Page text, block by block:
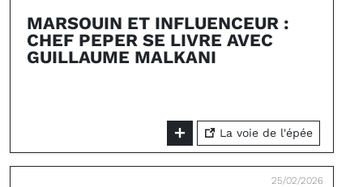
MARSOUIN ET INFLUENCEUR :
CHEF PEPER SE LIVRE AVEC
GUILLAUME MALKANI
La voie de l'épée
25/02/2026